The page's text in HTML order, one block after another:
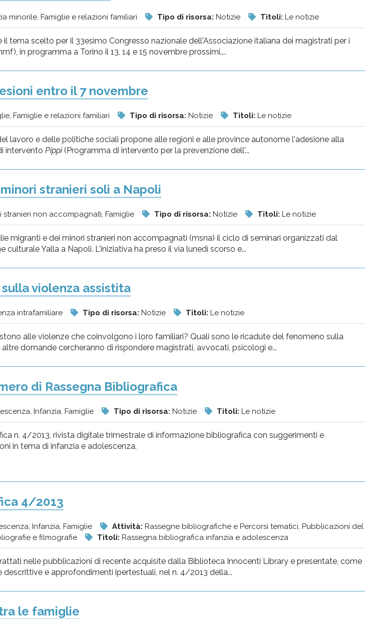
minorile, Famiglie e relazioni familiari Tipo di risorsa: Notizie Titoli: Le notizie
il tema scelto per il 33esimo Congresso nazionale dell'Associazione italiana dei magistrati per i
in programma a Torino il 13, 14 e 15 novembre prossimi....
entro il 7 novembre
Famiglie e relazioni familiari Tipo di risorsa: Notizie Titoli: Le notizie
lavoro e delle politiche sociali propone alle regioni e alle province autonome l'adesione alla
intervento Pippi(Programma di intervento per la prevenzione dell'...
stranieri soli a Napoli
stranieri non accompagnati, Famiglie Tipo di risorsa: Notizie Titoli: Le notizie
migranti e dei minori stranieri non accompagnati (msna) il ciclo di seminari organizzati dal
culturale Yalla a Napoli. L'iniziativa ha preso il via lunedì scorso e...
violenza assistita
intrafamiliare Tipo di risorsa: Notizie Titoli: Le notizie
alle violenze che coinvolgono i loro familiari? Quali sono le ricadute del fenomeno sulla
domande cercheranno di rispondere magistrati, avvocati, psicologi e...
di Rassegna Bibliografica
Infanzia, Famiglie Tipo di risorsa: Notizie Titoli: Le notizie
n. 4/2013, rivista digitale trimestrale di informazione bibliografica con suggerimenti e
in tema di infanzia e adolescenza.
4/2013
Infanzia, Famiglie Attività: Rassegne bibliografiche e Percorsi tematici, Pubblicazioni del
e filmografie Titoli: Rassegna bibliografica infanzia e adolescenza
nelle pubblicazioni di recente acquisite dalla Biblioteca Innocenti Library e presentate, come
e approfondimenti ipertestuali, nel n. 4/2013 della...
le famiglie